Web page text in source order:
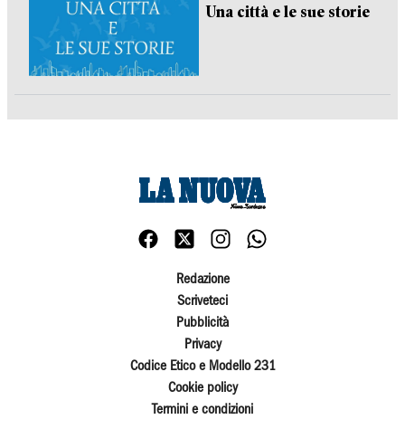
Una città e le sue storie
Redazione
Scriveteci
Pubblicità
Privacy
Codice Etico e Modello 231
Cookie policy
Termini e condizioni